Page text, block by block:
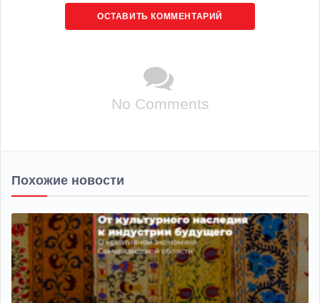
ОСТАВИТЬ КОММЕНТАРИЙ
No Comments
Похожие новости